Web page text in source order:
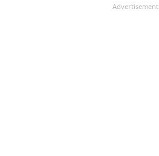
Advertisement